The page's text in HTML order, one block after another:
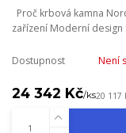
Proč krbová kamna
zařízení Moderní design
Dostupnost Není
24 342 Kč/ks20 117